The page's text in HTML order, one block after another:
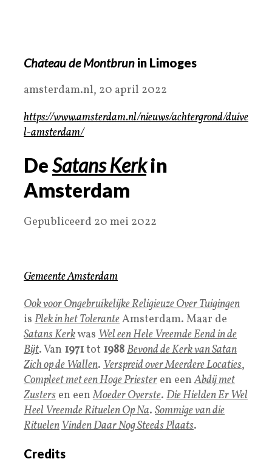
Chateau de Montbrun in Limoges
amsterdam.nl, 20 april 2022
https://www.amsterdam.nl/nieuws/achtergrond/duive
l-amsterdam/
DeSatans Kerkin
Amsterdam
Gepubliceerd 20 mei 2022
Gemeente Amsterdam
Ook voor Ongebruikelijke Religieuze Over Tuigingen
is Plek in het ToleranteAmsterdam. Maar de
Satans Kerkwas Wel een Hele Vreemde Eend in de
Bijt. Van 1971tot 1988Bevond de Kerk van Satan
Zich op de Wallen. Verspreid over Meerdere Locaties,
Compleet met een Hoge Priester en eenAbdij met
Zusters en eenMoeder Overste. Die Hielden Er Wel
Heel Vreemde Rituelen Op Na. Sommige van die
RituelenVinden Daar Nog Steeds Plaats.
Credits